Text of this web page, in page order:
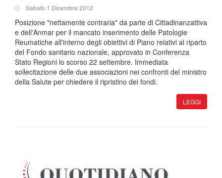
Sabato 1 Dicembre 2012
Posizione "nettamente contraria" da parte di Cittadinanzattiva
e dell'Anmar per il mancato inserimento delle Patologie
Reumatiche all'interno degli obiettivi di Piano relativi al riparto
del Fondo sanitario nazionale, approvato in Conferenza
Stato Regioni lo scorso 22 settembre. Immediata
sollecitazione delle due associazioni nei confronti del ministro
della Salute per chiedere il ripristino dei fondi.
LEGGI